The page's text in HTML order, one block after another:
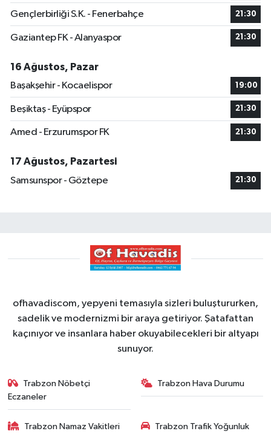
Gençlerbirliği S.K. - Fenerbahçe 21:30
Gaziantep FK - Alanyaspor 21:30
16 Ağustos, Pazar
Başakşehir - Kocaelispor
19:00
Beşiktaş - Eyüpspor 21:30
Amed - Erzurumspor FK 21:30
17 Ağustos, Pazartesi
Samsunspor - Göztepe
21:30
ofhavadiscom, yepyeni temasıyla sizleri buluştururken,
sadelik ve modernizmi bir araya getiriyor. Şatafattan
kaçınıyor ve insanlara haber okuyabilecekleri bir altyapı
sunuyor.
Trabzon Nöbetçi
Eczaneler
Trabzon Hava Durumu
Trabzon Namaz Vakitleri
Trabzon Trafik Yoğunluk